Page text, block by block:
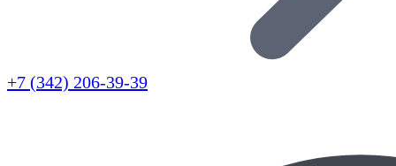
+7 (342) 206-39-39